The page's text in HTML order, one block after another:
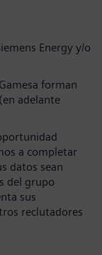
Energy y/o
forman
adelante
a completar
datos sean
del grupo
sus
reclutadores